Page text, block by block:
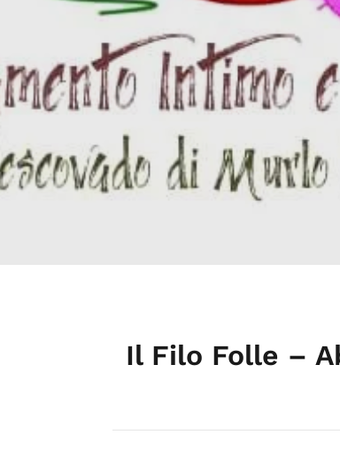
Il Filo Folle –